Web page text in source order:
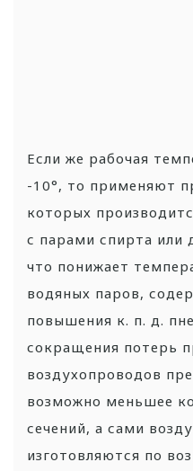
Если же рабочая
-10°, то применяют
которых
с парами спирта или
что понижает
водяных паров,
повышения к. п. д.
сокращения потерь
воздухопроводов
возможно меньшее
сечений, а сами
изготовляются по